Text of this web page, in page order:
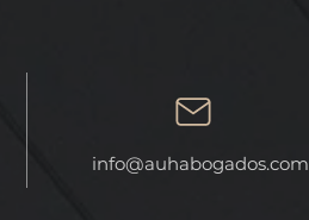
AL
LA UNIÓN A
info@auhabogados.com